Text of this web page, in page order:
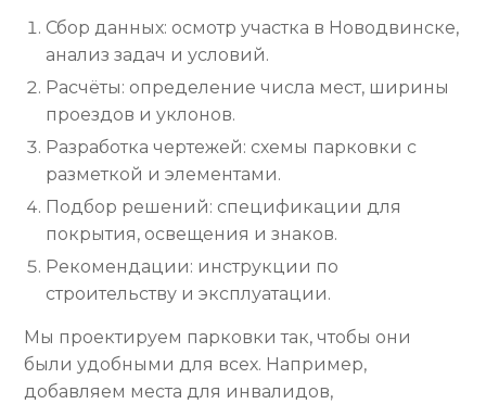
Сбор данных: осмотр участка в Новодвинске,
анализ задач и условий.
Расчёты: определение числа мест, ширины
проездов и уклонов.
Разработка чертежей: схемы парковки с
разметкой и элементами.
Подбор решений: спецификации для
покрытия, освещения и знаков.
Рекомендации: инструкции по
строительству и эксплуатации.
Мы проектируем парковки так, чтобы они
были удобными для всех. Например,
добавляем места для инвалидов,